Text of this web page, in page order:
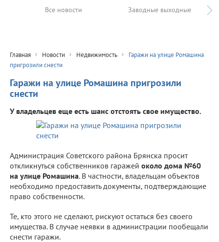
Все новости Заводные выходные
Главная Новости Недвижимость
Гаражи на улице Ромашина
пригрозили снести
Гаражи на улице Ромашина пригрозили
снести
У владельцев еще есть шанс отстоять свое имущество.
Администрация Советского района Брянска просит
откликнуться собственников гаражей около дома №60
на улице Ромашина. В частности, владельцам объектов
необходимо предоставить документы, подтверждающие
право собственности.
Те, кто этого не сделают, рискуют остаться без своего
имущества. В случае неявки в администрации пообещали
снести гаражи.